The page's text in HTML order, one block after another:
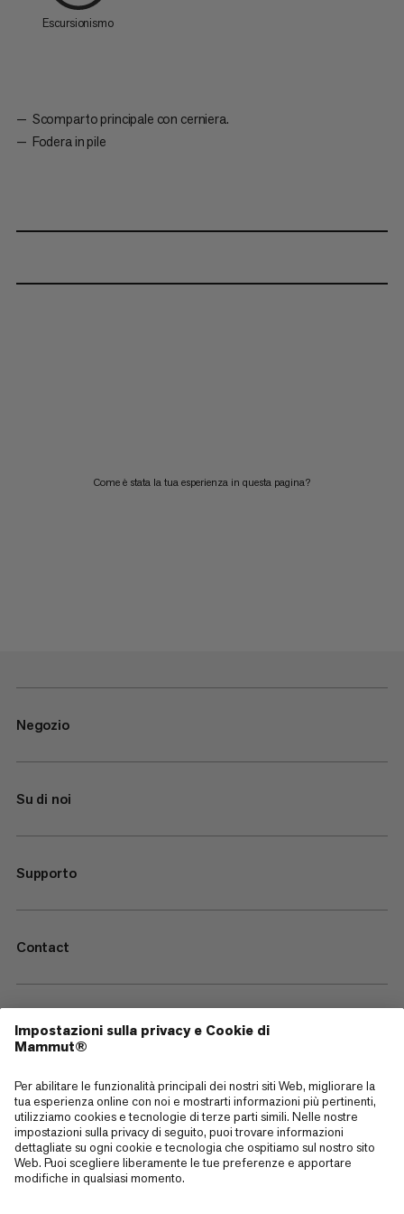
Escursionismo
Scomparto principale con cerniera.
Fodera in pile
Come è stata la tua esperienza in questa pagina?
Negozio
Su di noi
Supporto
Contact
—
Sitemap
Cookies